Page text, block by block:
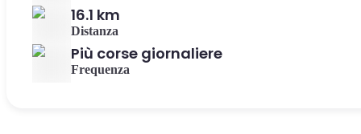
16.1 km
Distanza
Più corse giornaliere
Frequenza